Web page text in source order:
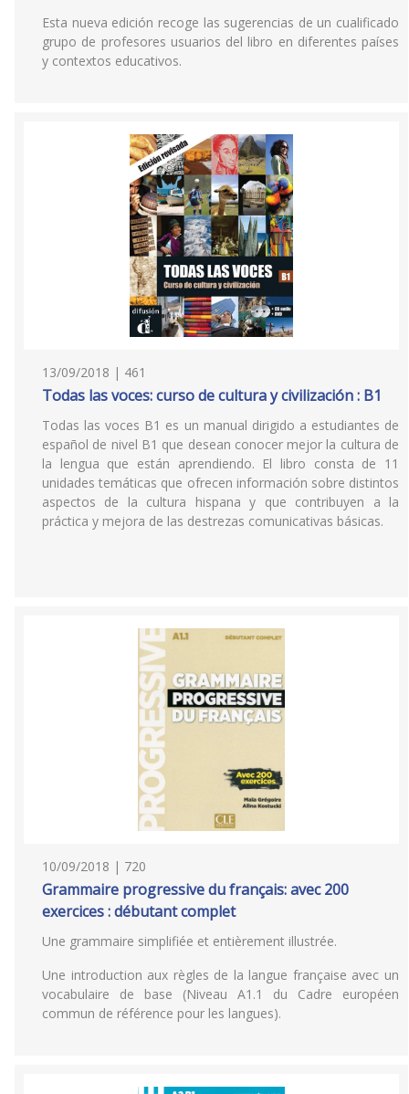
Esta nueva edición recoge las sugerencias de un cualificado
grupo de profesores usuarios del libro en diferentes países
y contextos educativos.
13/09/2018 | 461
Todas las voces: curso de cultura y civilización : B1
Todas las voces B1 es un manual dirigido a estudiantes de
español de nivel B1 que desean conocer mejor la cultura de
la lengua que están aprendiendo. El libro consta de 11
unidades temáticas que ofrecen información sobre distintos
aspectos de la cultura hispana y que contribuyen a la
práctica y mejora de las destrezas comunicativas básicas.
10/09/2018 | 720
Grammaire progressive du français: avec 200
exercices : débutant complet
Une grammaire simplifiée et entièrement illustrée.
Une introduction aux règles de la langue française avec un
vocabulaire de base (Niveau A1.1 du Cadre européen
commun de référence pour les langues).